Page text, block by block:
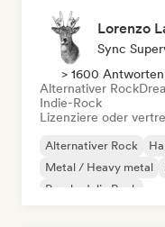
Lorenzo
Sync
> 1600
Alternativer Rock
Indie-Rock
Lizenziere oder
Alternativer Rock
Metal / Heavy metal
Psychedelic Rock